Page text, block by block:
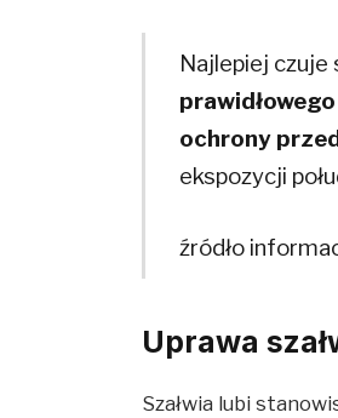
Najlepiej czuje
ochrony
ekspozycji
źródło
Uprawa
Szałwia lubi